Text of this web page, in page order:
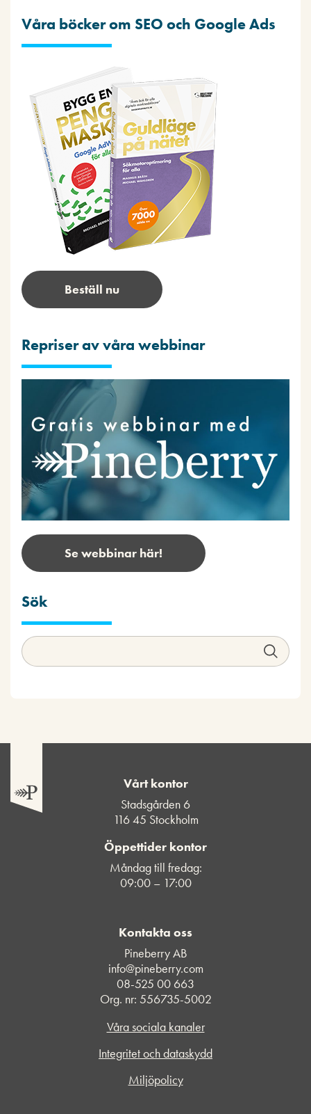
Våra böcker om SEO och Google Ads
Beställ nu
Repriser av våra webbinar
Se webbinar här!
Sök
Vårt kontor
Stadsgården 6
116 45 Stockholm
Öppettider kontor
Måndag till fredag:
09:00 – 17:00
Kontakta oss
Pineberry AB
info@pineberry.com
08-525 00 663
Org. nr: 556735-5002
Våra sociala kanaler
Integritet och dataskydd
Miljöpolicy